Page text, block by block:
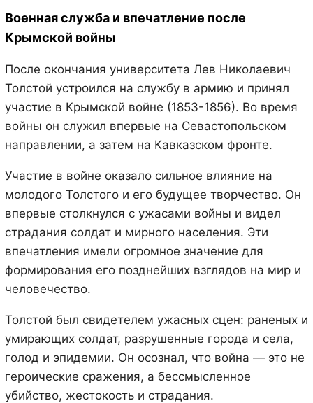
Военная служба и впечатление после
Крымской войны
После окончания университета Лев Николаевич
Толстой устроился на службу в армию и принял
участие в Крымской войне (1853-1856). Во время
войны он служил впервые на Севастопольском
направлении, а затем на Кавказском фронте.
Участие в войне оказало сильное влияние на
молодого Толстого и его будущее творчество. Он
впервые столкнулся с ужасами войны и видел
страдания солдат и мирного населения. Эти
впечатления имели огромное значение для
формирования его позднейших взглядов на мир и
человечество.
Толстой был свидетелем ужасных сцен: раненых и
умирающих солдат, разрушенные города и села,
голод и эпидемии. Он осознал, что война — это не
героические сражения, а бессмысленное
убийство, жестокость и страдания.